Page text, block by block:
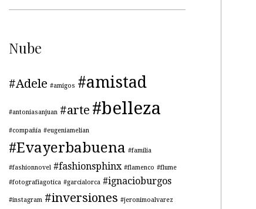
Nube
#Adele #amigos #amistad
#antoniasanjuan #arte #belleza
#compañía #eugeniamelian
#Evayerbabuena #familia
#fashionnovel #fashionsphinx #flamenco #flume
#fotografiagotica #garcialorca #ignacioburgos
#instagram #inversiones #jeronimoalvarez